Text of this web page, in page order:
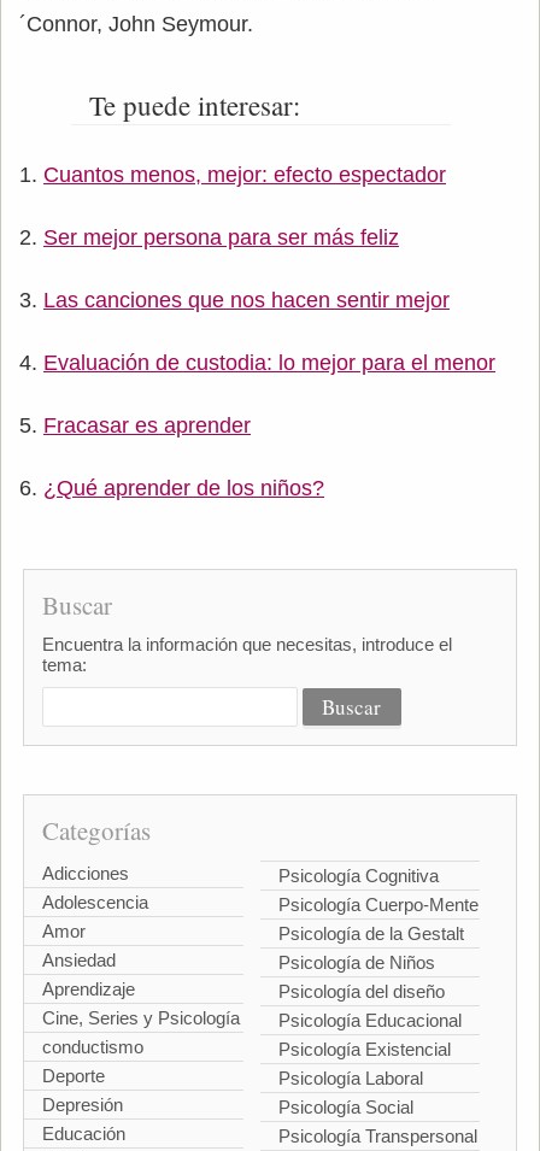
´Connor, John Seymour.
Te puede interesar:
Cuantos menos, mejor: efecto espectador
Ser mejor persona para ser más feliz
Las canciones que nos hacen sentir mejor
Evaluación de custodia: lo mejor para el menor
Fracasar es aprender
¿Qué aprender de los niños?
Buscar
Encuentra la información que necesitas, introduce el
tema:
Categorías
Adicciones
Adolescencia
Amor
Ansiedad
Aprendizaje
Cine, Series y Psicología
conductismo
Deporte
Depresión
Educación
Psicología Cognitiva
Psicología Cuerpo-Mente
Psicología de la Gestalt
Psicología de Niños
Psicología del diseño
Psicología Educacional
Psicología Existencial
Psicología Laboral
Psicología Social
Psicología Transpersonal